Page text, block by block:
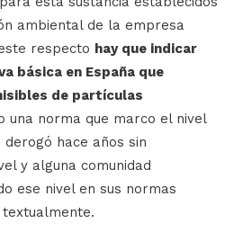
ambiental de la empresa
respecto hay que indicar
básica en España que
de partículas
una norma que marco el nivel
hace años sin
y alguna comunidad
ese nivel en sus normas
textualmente.